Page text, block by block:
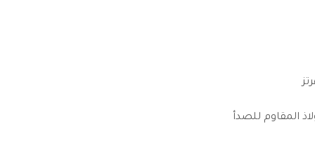
المقاوم للصدأ